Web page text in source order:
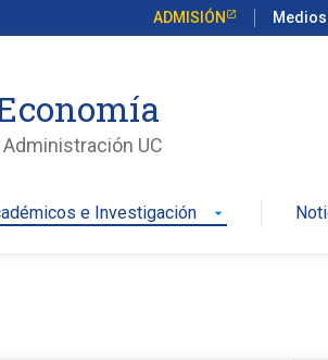
ADMISIÓN Medios
UC
e Investigación arrow_drop_down